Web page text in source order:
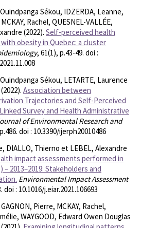
Sékou, IDZERDA, Leanne,
Rachel, QUESNEL-VALLÉE,
(2022). Self-perceived health
obesity in Quebec: a cluster
, 61(1), p.43-49. doi :
Sékou, LETARTE, Laurence
Association between
Trajectories and Self-Perceived
Survey and Health Administrative
of Environmental Research and
doi : 10.3390/ijerph20010486
DIALLO, Thierno et LEBEL, Alexandre
impact assessments performed in
– 2013–2019: Stakeholders and
Environmental Impact Assessment
doi : 10.1016/j.eiar.2021.106693
Pierre, MCKAY, Rachel,
WAYGOOD, Edward Owen Douglas